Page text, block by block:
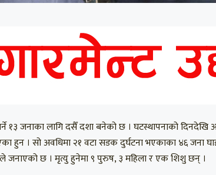
१३ जनाका लागि दसैँ दशा बनेको छ । घटस्थापनाको
हुन । सो अवधिमा २१ वटा सडक दुर्घटना भएकाका ४६ जना
जनाएको छ । मृत्यु हुनेमा ९ पुरुष, ३ महिला र एक शिशु छन् ।